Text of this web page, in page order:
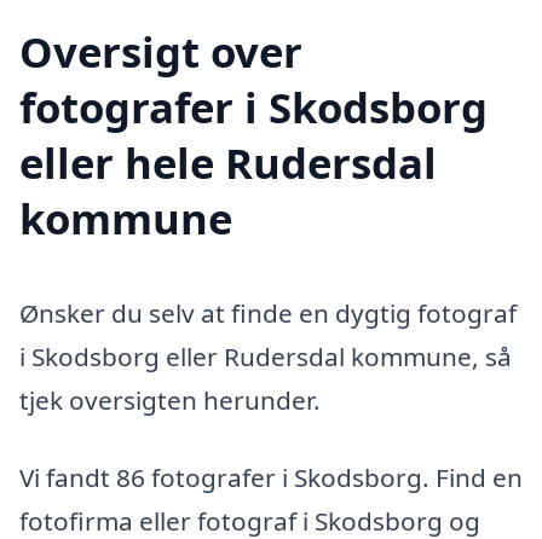
Oversigt over
fotografer i Skodsborg
eller hele Rudersdal
kommune
Ønsker du selv at finde en dygtig fotograf
i Skodsborg eller Rudersdal kommune, så
tjek oversigten herunder.
Vi fandt 86 fotografer i Skodsborg. Find en
fotofirma eller fotograf i Skodsborg og